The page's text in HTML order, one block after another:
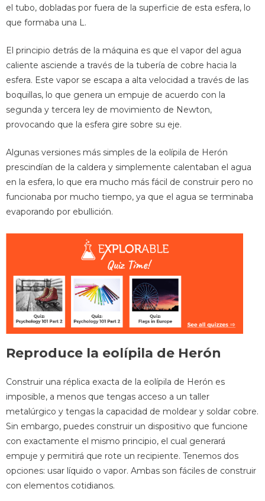
el tubo, dobladas por fuera de la superficie de esta esfera, lo
que formaba una L.
El principio detrás de la máquina es que el vapor del agua
caliente asciende a través de la tubería de cobre hacia la
esfera. Este vapor se escapa a alta velocidad a través de las
boquillas, lo que genera un empuje de acuerdo con la
segunda y tercera ley de movimiento de Newton,
provocando que la esfera gire sobre su eje.
Algunas versiones más simples de la eolípila de Herón
prescindían de la caldera y simplemente calentaban el agua
en la esfera, lo que era mucho más fácil de construir pero no
funcionaba por mucho tiempo, ya que el agua se terminaba
evaporando por ebullición.
Reproduce la eolípila de Herón
Construir una réplica exacta de la eolípila de Herón es
imposible, a menos que tengas acceso a un taller
metalúrgico y tengas la capacidad de moldear y soldar cobre.
Sin embargo, puedes construir un dispositivo que funcione
con exactamente el mismo principio, el cual generará
empuje y permitirá que rote un recipiente. Tenemos dos
opciones: usar líquido o vapor. Ambas son fáciles de construir
con elementos cotidianos.